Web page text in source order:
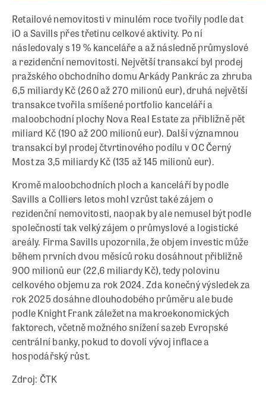
Retailové nemovitosti v minulém roce tvořily podle dat
iO a Savills přes třetinu celkové aktivity. Po ní
následovaly s 19 % kanceláře a až následně průmyslové
a rezidenční nemovitosti. Největší transakcí byl prodej
pražského obchodního domu Arkády Pankrác za zhruba
6,5 miliardy Kč (260 až 270 milionů eur), druhá největší
transakce tvořila smíšené portfolio kanceláří a
maloobchodní plochy Nova Real Estate za přibližně pět
miliard Kč (190 až 200 milionů eur). Další významnou
transakcí byl prodej čtvrtinového podílu v OC Černý
Most za 3,5 miliardy Kč (135 až 145 milionů eur).
Kromě maloobchodních ploch a kanceláří by podle
Savills a Colliers letos mohl vzrůst také zájem o
rezidenční nemovitosti, naopak by ale nemusel být podle
společností tak velký zájem o průmyslové a logistické
areály. Firma Savills upozornila, že objem investic může
během prvních dvou měsíců roku dosáhnout přibližně
900 milionů eur (22,6 miliardy Kč), tedy polovinu
celkového objemu za rok 2024. Zda konečný výsledek za
rok 2025 dosáhne dlouhodobého průměru ale bude
podle Knight Frank záležet na makroekonomických
faktorech, včetně možného snížení sazeb Evropské
centrální banky, pokud to dovolí vývoj inflace a
hospodářský růst.
Zdroj: ČTK